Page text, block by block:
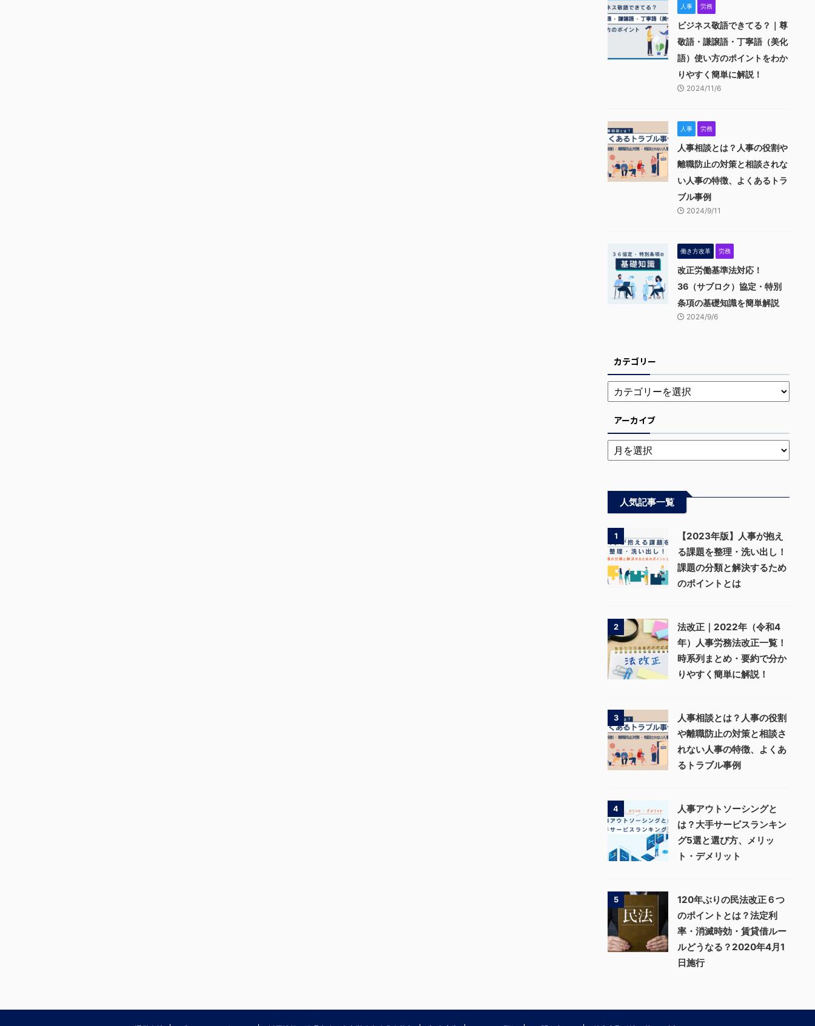
人事 労務
ビジネス敬語できてる？｜尊
敬語・謙譲語・丁寧語（美化
語）使い方のポイントをわか
りやすく簡単に解説！
2024/11/6
人事 労務
人事相談とは？人事の役割や
離職防止の対策と相談されな
い人事の特徴、よくあるトラ
ブル事例
2024/9/11
働き方改革 労務
改正労働基準法対応！
36（サブロク）協定・特別
条項の基礎知識を簡単解説
2024/9/6
カテゴリー
アーカイブ
人気記事一覧
1
【2023年版】人事が抱え
る課題を整理・洗い出し！
課題の分類と解決するため
のポイントとは
2
法改正｜2022年（令和4
年）人事労務法改正一覧！
時系列まとめ・要約で分か
りやすく簡単に解説！
3
人事相談とは？人事の役割
や離職防止の対策と相談さ
れない人事の特徴、よくあ
るトラブル事例
4
人事アウトソーシングと
は？大手サービスランキン
グ5選と選び方、メリッ
ト・デメリット
5
120年ぶりの民法改正６つ
のポイントとは？法定利
率・消滅時効・賃貸借ルー
ルどうなる？2020年4月1
日施行